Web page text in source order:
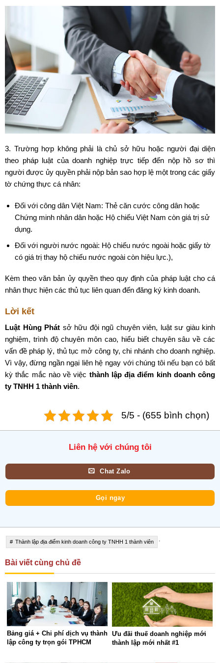
3. Trường hợp không phải là chủ sở hữu hoặc người đại diện
theo pháp luật của doanh nghiệp trực tiếp đến nộp hồ sơ thì
người được ủy quyền phải nộp bản sao hợp lệ một trong các giấy
tờ chứng thực cá nhân:
Đối với công dân Việt Nam: Thẻ căn cước công dân hoặc
Chứng minh nhân dân hoặc Hộ chiếu Việt Nam còn giá trị sử
dụng.
Đối với người nước ngoài: Hộ chiếu nước ngoài hoặc giấy tờ
có giá trị thay hộ chiếu nước ngoài còn hiệu lực.),
Kèm theo văn bản ủy quyền theo quy định của pháp luật cho cá
nhân thực hiện các thủ tục liên quan đến đăng ký kinh doanh.
Lời kết
Luật Hùng Phát sở hữu đội ngũ chuyên viên, luật sư giàu kinh
nghiệm, trình độ chuyên môn cao, hiểu biết chuyên sâu về các
vấn đề pháp lý, thủ tục mở công ty, chi nhánh cho doanh nghiệp.
Vì vậy, đừng ngần ngại liên hệ ngay với chúng tôi nếu bạn có bất
kỳ thắc mắc nào về việc thành lập địa điểm kinh doanh công
ty TNHH 1 thành viên.
5/5 - (655 bình chọn)
Liên hệ với chúng tôi
Chat Zalo
Gọi ngay
Thành lập địa điểm kinh doanh công ty TNHH 1 thành viên .
Bài viết cùng chủ đề
Bảng giá + Chi phí dịch vụ thành
lập công ty trọn gói TPHCM
Ưu đãi thuế doanh nghiệp mới
thành lập mới nhất #1